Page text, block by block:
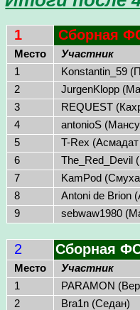
1 Сборная
Место Участник
1
Konstantin_59
2
JurgenKlopp
3
REQUEST
4
antonioS
5
T-Rex
6
The_Red_Devil
7
KamPod
8
Antoni de Brion
9
sebwaw1980
2 Сборная
Место Участник
1
PARAMON
2
Bra1n (Седан)